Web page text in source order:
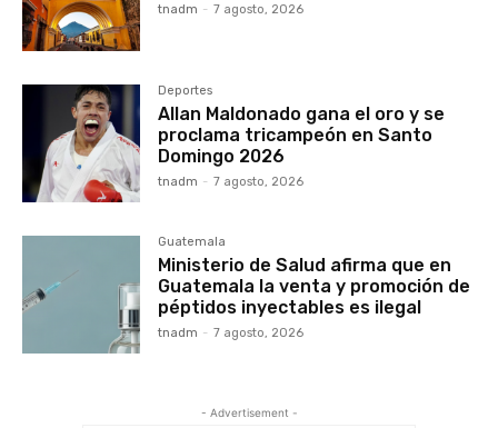
tnadm - 7 agosto, 2026
Deportes
Allan Maldonado gana el oro y se
proclama tricampeón en Santo
Domingo 2026
tnadm - 7 agosto, 2026
Guatemala
Ministerio de Salud afirma que en
Guatemala la venta y promoción de
péptidos inyectables es ilegal
tnadm - 7 agosto, 2026
- Advertisement -